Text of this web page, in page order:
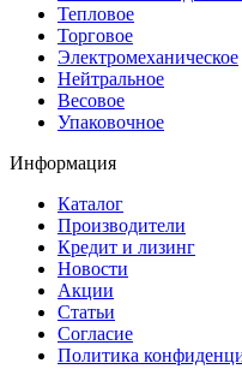
Тепловое
Торговое
Электромеханическое
Нейтральное
Весовое
Упаковочное
Информация
Каталог
Производители
Кредит и лизинг
Новости
Акции
Статьи
Согласие
Политика